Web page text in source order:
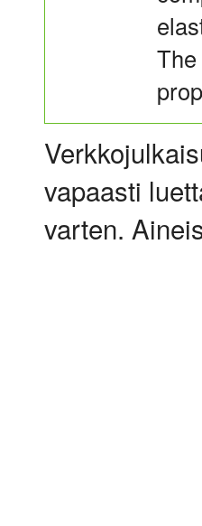
vapaasti
varten.